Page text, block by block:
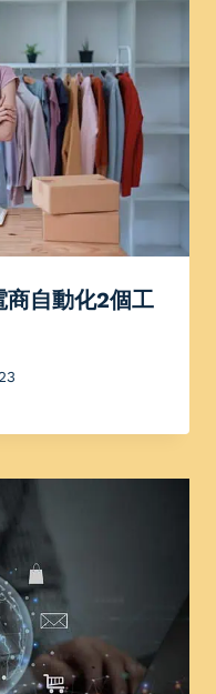
自動化2個工